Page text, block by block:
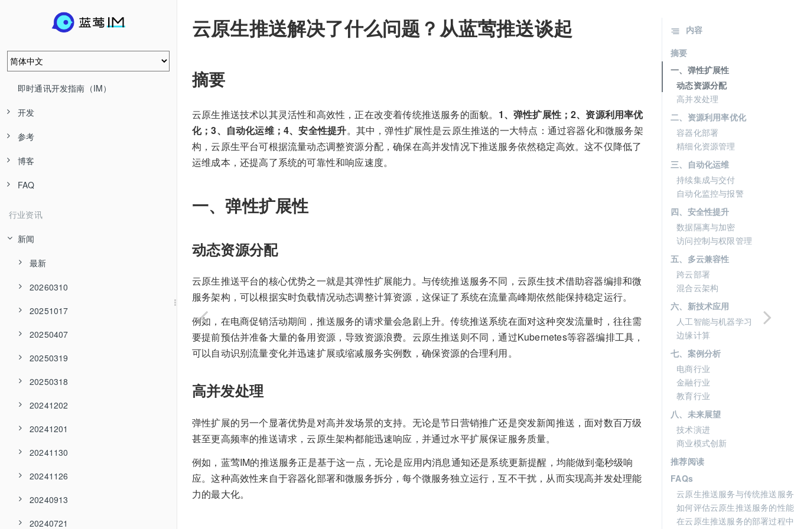
即时通讯开发指南（IM）
开发
参考
博客
FAQ
行业资讯
新闻
最新
20260310
20251017
20250407
20250319
20250318
20241202
20241201
20241130
20241126
20240913
20240721
云原生推送解决了什么问题？从蓝莺推送谈起
摘要
云原生推送技术以其灵活性和高效性，正在改变着传统推送服务的面貌。 1、弹性扩展性；2、资源利用率优
化；3、自动化运维；4、安全性提升。其中，弹性扩展性是云原生推送的一大特点：通过容器化和微服务架
构，云原生平台可根据流量动态调整资源分配，确保在高并发情况下推送服务依然稳定高效。这不仅降低了
运维成本，还提高了系统的可靠性和响应速度。
一、弹性扩展性
动态资源分配
云原生推送平台的核心优势之一就是其弹性扩展能力。与传统推送服务不同，云原生技术借助容器编排和微
服务架构，可以根据实时负载情况动态调整计算资源，这保证了系统在流量高峰期依然能保持稳定运行。
例如，在电商促销活动期间，推送服务的请求量会急剧上升。传统推送系统在面对这种突发流量时，往往需
要提前预估并准备大量的备用资源，导致资源浪费。云原生推送则不同，通过Kubernetes等容器编排工具，
可以自动识别流量变化并迅速扩展或缩减服务实例数，确保资源的合理利用。
高并发处理
弹性扩展的另一个显著优势是对高并发场景的支持。无论是节日营销推广还是突发新闻推送，面对数百万级
甚至更高频率的推送请求，云原生架构都能迅速响应，并通过水平扩展保证服务质量。
例如，蓝莺IM的推送服务正是基于这一点，无论是应用内消息通知还是系统更新提醒，均能做到毫秒级响
应。这种高效性来自于容器化部署和微服务拆分，每个微服务独立运行，互不干扰，从而实现高并发处理能
力的最大化。
内容
摘要
一、弹性扩展性
动态资源分配
高并发处理
二、资源利用率优化
容器化部署
精细化资源管理
三、自动化运维
持续集成与交付
自动化监控与报警
四、安全性提升
数据隔离与加密
访问控制与权限管理
五、多云兼容性
跨云部署
混合云架构
六、新技术应用
人工智能与机器学习
边缘计算
七、案例分析
电商行业
金融行业
教育行业
八、未来展望
技术演进
商业模式创新
推荐阅读
FAQs
云原生推送服务与传统推送服
如何评估云原生推送服务的性
在云原生推送服务的部署过程